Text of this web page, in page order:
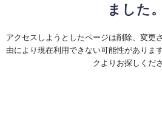
ました。
アクセスしようとしたページは削除、変更
由により現在利用できない可能性がありま
クよりお探しくださ